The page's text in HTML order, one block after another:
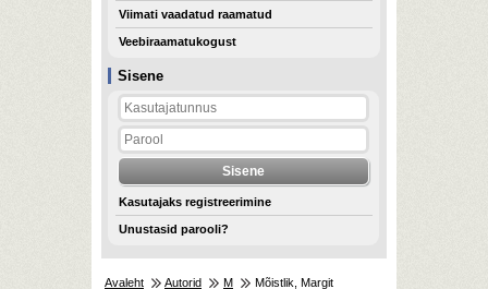
Sisene
Kasutajaks registreerimine
Unustasid parooli?
Viimati vaadatud raamatud
Veebiraamatukogust
Avaleht Autorid M Mõistlik, Margit